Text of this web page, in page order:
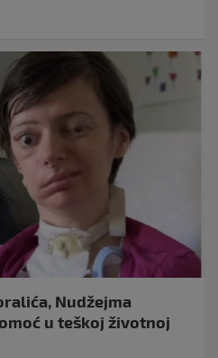
Nudžejma
u teškoj životnoj